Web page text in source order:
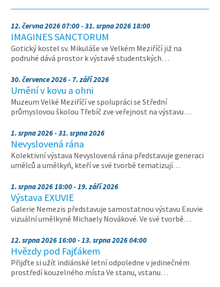
12. června 2026 07:00 - 31. srpna 2026 18:00
IMAGINES SANCTORUM
Gotický kostel sv. Mikuláše ve Velkém Meziříčí již na
podruhé dává prostor k výstavě studentských…
30. července 2026 - 7. září 2026
Umění v kovu a ohni
Muzeum Velké Meziříčí ve spolupráci se Střední
průmyslovou školou Třebíč zve veřejnost na výstavu…
1. srpna 2026 - 31. srpna 2026
Nevyslovená rána
Kolektivní výstava Nevyslovená rána představuje generaci
umělců a umělkyň, kteří ve své tvorbě tematizují…
1. srpna 2026 18:00 - 19. září 2026
Výstava EXUVIE
Galerie Nemezis představuje samostatnou výstavu Exuvie
vizuální umělkyně Michaely Novákové. Ve své tvorbě…
12. srpna 2026 16:00 - 13. srpna 2026 04:00
Hvězdy pod Fajťákem
Přijďte si užít indiánské letní odpoledne v jedinečném
prostředí kouzelného místa Ve stanu, vstanu…